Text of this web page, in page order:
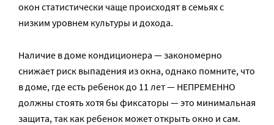
окон статистически чаще происходят в семьях с
низким уровнем культуры и дохода.
Наличие в доме кондиционера — закономерно
снижает риск выпадения из окна, однако помните, что
в доме, где есть ребенок до 11 лет — НЕПРЕМЕННО
должны стоять хотя бы фиксаторы — это минимальная
защита, так как ребенок может открыть окно и сам.